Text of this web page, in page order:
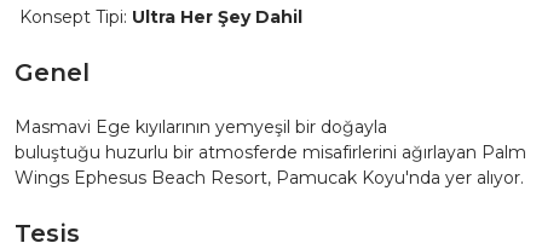
Konsept Tipi: Ultra Her Şey Dahil
Genel
Masmavi Ege kıyılarının yemyeşil bir doğayla
buluştuğu huzurlu bir atmosferde misafirlerini ağırlayan Palm
Wings Ephesus Beach Resort, Pamucak Koyu'nda yer alıyor.
Tesis